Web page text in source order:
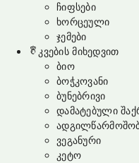
ჩიფსები
ხორცეული
ჯემები
კვების მიხედვით
ბიო
ბოჭკოვანი
ბუნებრივი
დამატებული
ვეგანური
კეტო